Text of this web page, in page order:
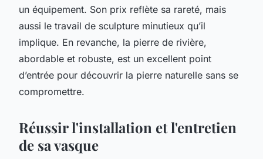
un équipement. Son prix reflète sa rareté, mais
aussi le travail de sculpture minutieux qu’il
implique. En revanche, la pierre de rivière,
abordable et robuste, est un excellent point
d’entrée pour découvrir la pierre naturelle sans se
compromettre.
Réussir l'installation et l'entretien
de sa vasque